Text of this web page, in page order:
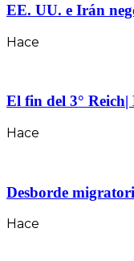
EE. UU. e Irán
Hace
El fin del 3°
Hace
Desborde
Hace